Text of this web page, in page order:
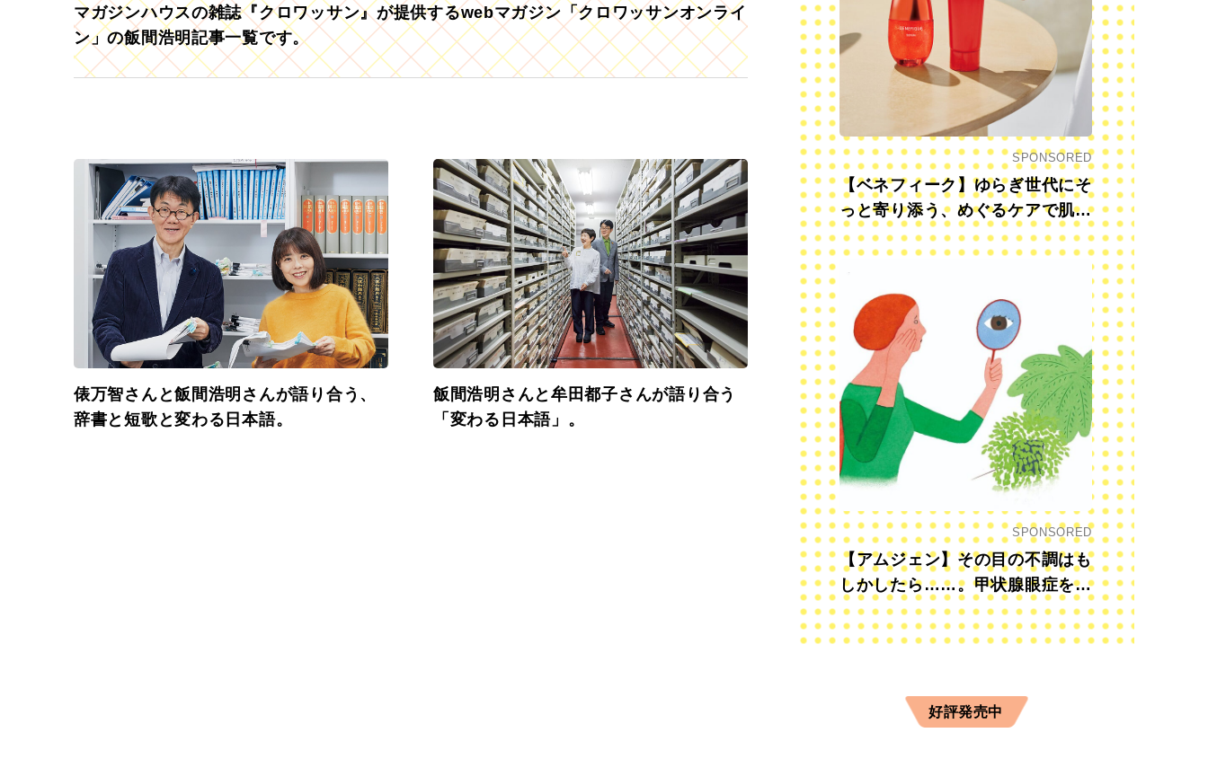
マガジンハウスの雑誌『クロワッサン』が提供するwebマガジン「クロワッサンオンライ
ン」の飯間浩明記事一覧です。
俵万智さんと飯間浩明さんが語り合う、
辞書と短歌と変わる日本語。
飯間浩明さんと牟田都子さんが語り合う
「変わる日本語」。
SPONSORED
【ベネフィーク】ゆらぎ世代にそ
っと寄り添う、めぐるケアで肌も
心も前向きに
SPONSORED
【アムジェン】その目の不調はも
しかしたら……。甲状腺眼症を知
っていますか？
好評発売中